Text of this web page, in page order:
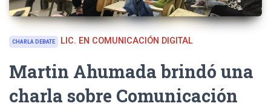
CHARLA DEBATE LIC. EN COMUNICACIÓN DIGITAL
Martin Ahumada brindó una
charla sobre Comunicación